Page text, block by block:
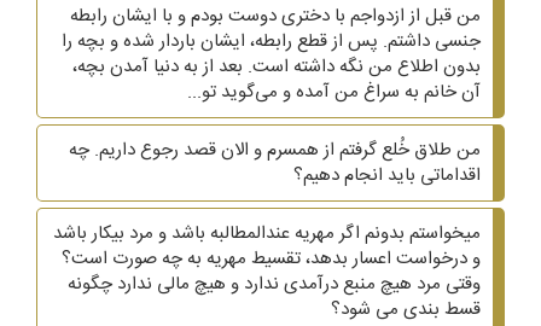
من قبل از ازدواجم با دختری دوست بودم و با ایشان رابطه
جنسی داشتم. پس از قطع رابطه، ایشان باردار شده و بچه را
بدون اطلاع من نگه داشته است. بعد از به دنیا آمدن بچه،
آن خانم به سراغ من آمده و می‌گوید تو...
من طلاق خُلع گرفتم از همسرم و الان قصد رجوع داریم. چه
اقداماتی باید انجام دهیم؟
میخواستم بدونم اگر مهریه عندالمطالبه باشد و مرد بیکار باشد
و درخواست اعسار بدهد، تقسیط مهریه به چه صورت است؟
وقتی مرد هیچ منبع درآمدی ندارد و هیچ مالی ندارد چگونه
قسط بندی می شود؟